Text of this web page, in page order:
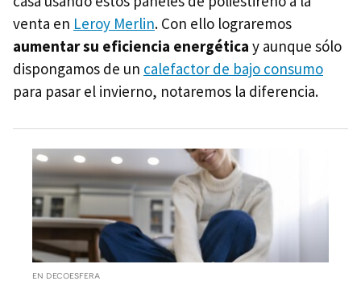
venta en Leroy Merlin. Con ello lograremos
aumentar su eficiencia energética y aunque sólo
dispongamos de un calefactor de bajo consumo
para pasar el invierno, notaremos la diferencia.
EN DECOESFERA